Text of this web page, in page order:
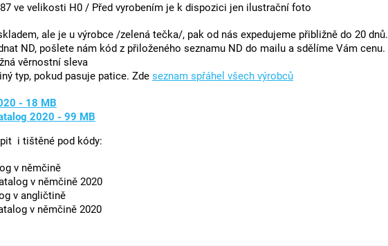
ve velikosti H0 / Před vyrobením je k dispozici jen ilustrační foto
ale je u výrobce /zelená tečka/, pak od nás expedujeme přibližně do 20 dnů.
ND, pošlete nám kód z přiloženého seznamu ND do mailu a sdělíme Vám cenu.
věrnostní sleva
typ, pokud pasuje patice. Zde seznam spřáhel všech výrobců
- 18 MB
2020 - 99 MB
i tištěné pod kódy:
v němčině
v němčině 2020
v angličtině
v němčině 2020